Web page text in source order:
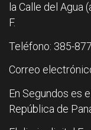
la Calle del Agua
F.
Teléfono: 385-
Correo
En Segundos es
República de